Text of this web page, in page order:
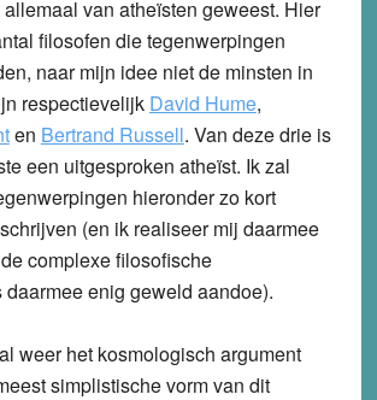
van atheïsten geweest. Hier
filosofen die tegenwerpingen
naar mijn idee niet de minsten in
respectievelijk David Hume,
en Bertrand Russell. Van deze drie is
een uitgesproken atheïst. Ik zal
hieronder zo kort
(en ik realiseer mij daarmee
complexe filosofische
daarmee enig geweld aandoe).
weer het kosmologisch argument
simplistische vorm van dit